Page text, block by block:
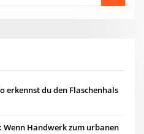
erkennst du den Flaschenhals
Handwerk zum urbanen